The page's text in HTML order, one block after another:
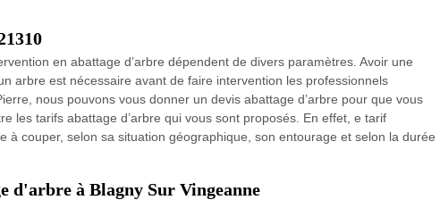
en abattage d’arbre dépendent de divers paramètres. Avoir une
arbre est nécessaire avant de faire intervention les professionnels
nous pouvons vous donner un devis abattage d’arbre pour que vous
les tarifs abattage d’arbre qui vous sont proposés. En effet, e tarif
à couper, selon sa situation géographique, son entourage et selon la durée
d'arbre à Blagny Sur Vingeanne